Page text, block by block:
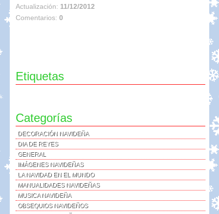
Actualización: 11/12/2012
Comentarios: 0
Etiquetas
Categorías
DECORACIÓN NAVIDEÑA
DIA DE REYES
GENERAL
IMÁGENES NAVIDEÑAS
LA NAVIDAD EN EL MUNDO
MANUALIDADES NAVIDEÑAS
MUSICA NAVIDEÑA
OBSEQUIOS NAVIDEÑOS